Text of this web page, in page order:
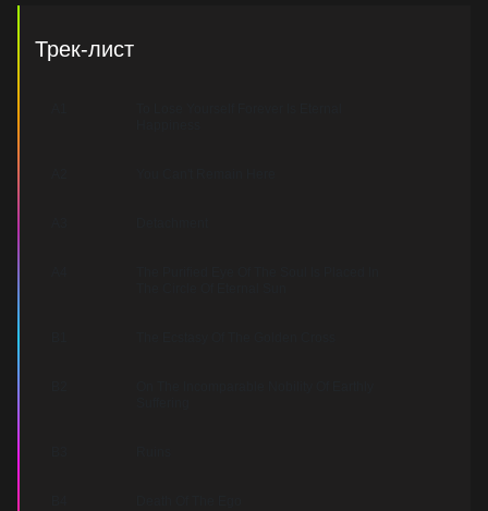
Трек-лист